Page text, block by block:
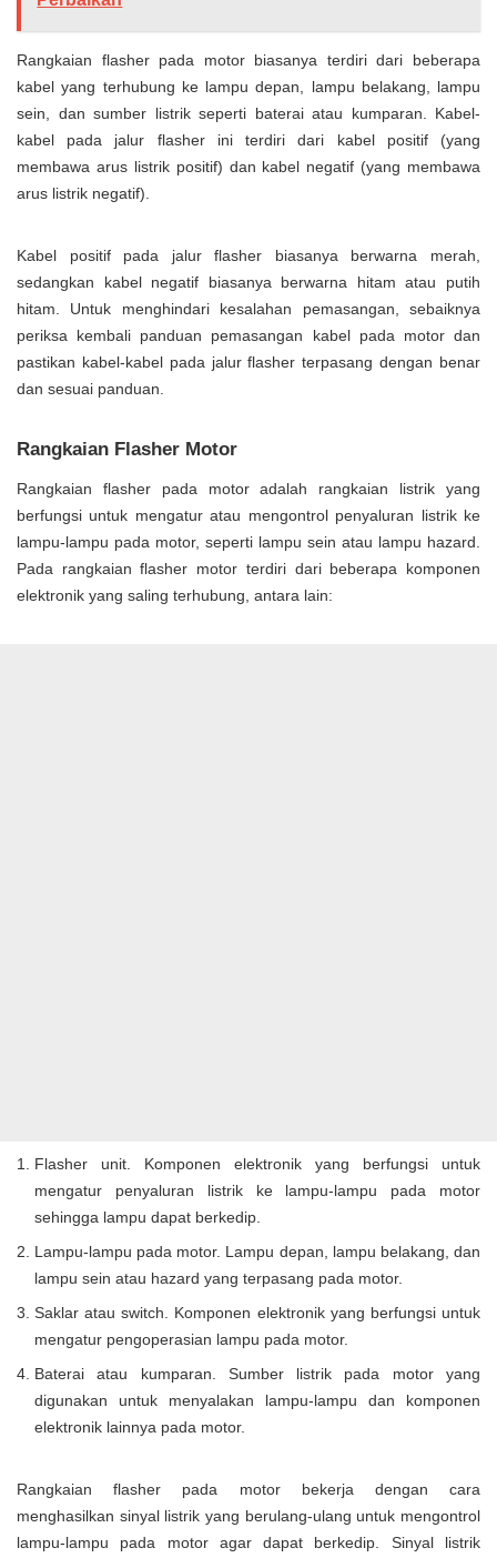
Rangkaian flasher pada motor biasanya terdiri dari beberapa
kabel yang terhubung ke lampu depan, lampu belakang, lampu
sein, dan sumber listrik seperti baterai atau kumparan. Kabel-
kabel pada jalur flasher ini terdiri dari kabel positif (yang
membawa arus listrik positif) dan kabel negatif (yang membawa
arus listrik negatif).
Kabel positif pada jalur flasher biasanya berwarna merah,
sedangkan kabel negatif biasanya berwarna hitam atau putih
hitam. Untuk menghindari kesalahan pemasangan, sebaiknya
periksa kembali panduan pemasangan kabel pada motor dan
pastikan kabel-kabel pada jalur flasher terpasang dengan benar
dan sesuai panduan.
Rangkaian Flasher Motor
Rangkaian flasher pada motor adalah rangkaian listrik yang
berfungsi untuk mengatur atau mengontrol penyaluran listrik ke
lampu-lampu pada motor, seperti lampu sein atau lampu hazard.
Pada rangkaian flasher motor terdiri dari beberapa komponen
elektronik yang saling terhubung, antara lain:
Flasher unit. Komponen elektronik yang berfungsi untuk
mengatur penyaluran listrik ke lampu-lampu pada motor
sehingga lampu dapat berkedip.
Lampu-lampu pada motor. Lampu depan, lampu belakang, dan
lampu sein atau hazard yang terpasang pada motor.
Saklar atau switch. Komponen elektronik yang berfungsi untuk
mengatur pengoperasian lampu pada motor.
Baterai atau kumparan. Sumber listrik pada motor yang
digunakan untuk menyalakan lampu-lampu dan komponen
elektronik lainnya pada motor.
Rangkaian flasher pada motor bekerja dengan cara
menghasilkan sinyal listrik yang berulang-ulang untuk mengontrol
lampu-lampu pada motor agar dapat berkedip. Sinyal listrik